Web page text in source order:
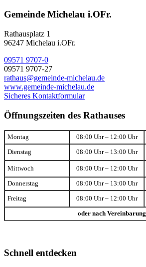
Gemeinde Michelau i.OFr.
Rathausplatz 1
96247 Michelau i.OFr.
09571 9707-0
09571 9707-27
rathaus@gemeinde-michelau.de
www.gemeinde-michelau.de
Sicheres Kontaktformular
Öffnungszeiten des Rathauses
Montag 08:00 Uhr – 12:00 Uhr
Dienstag 08:00 Uhr – 13:00 Uhr
Mittwoch 08:00 Uhr – 12:00 Uhr
Donnerstag 08:00 Uhr – 13:00 Uhr
Freitag 08:00 Uhr – 12:00 Uhr
oder nach Vereinbarung
Schnell entdecken